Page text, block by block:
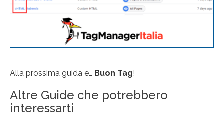
Alla prossima guida e… Buon Tag!
Altre Guide che potrebbero
interessarti